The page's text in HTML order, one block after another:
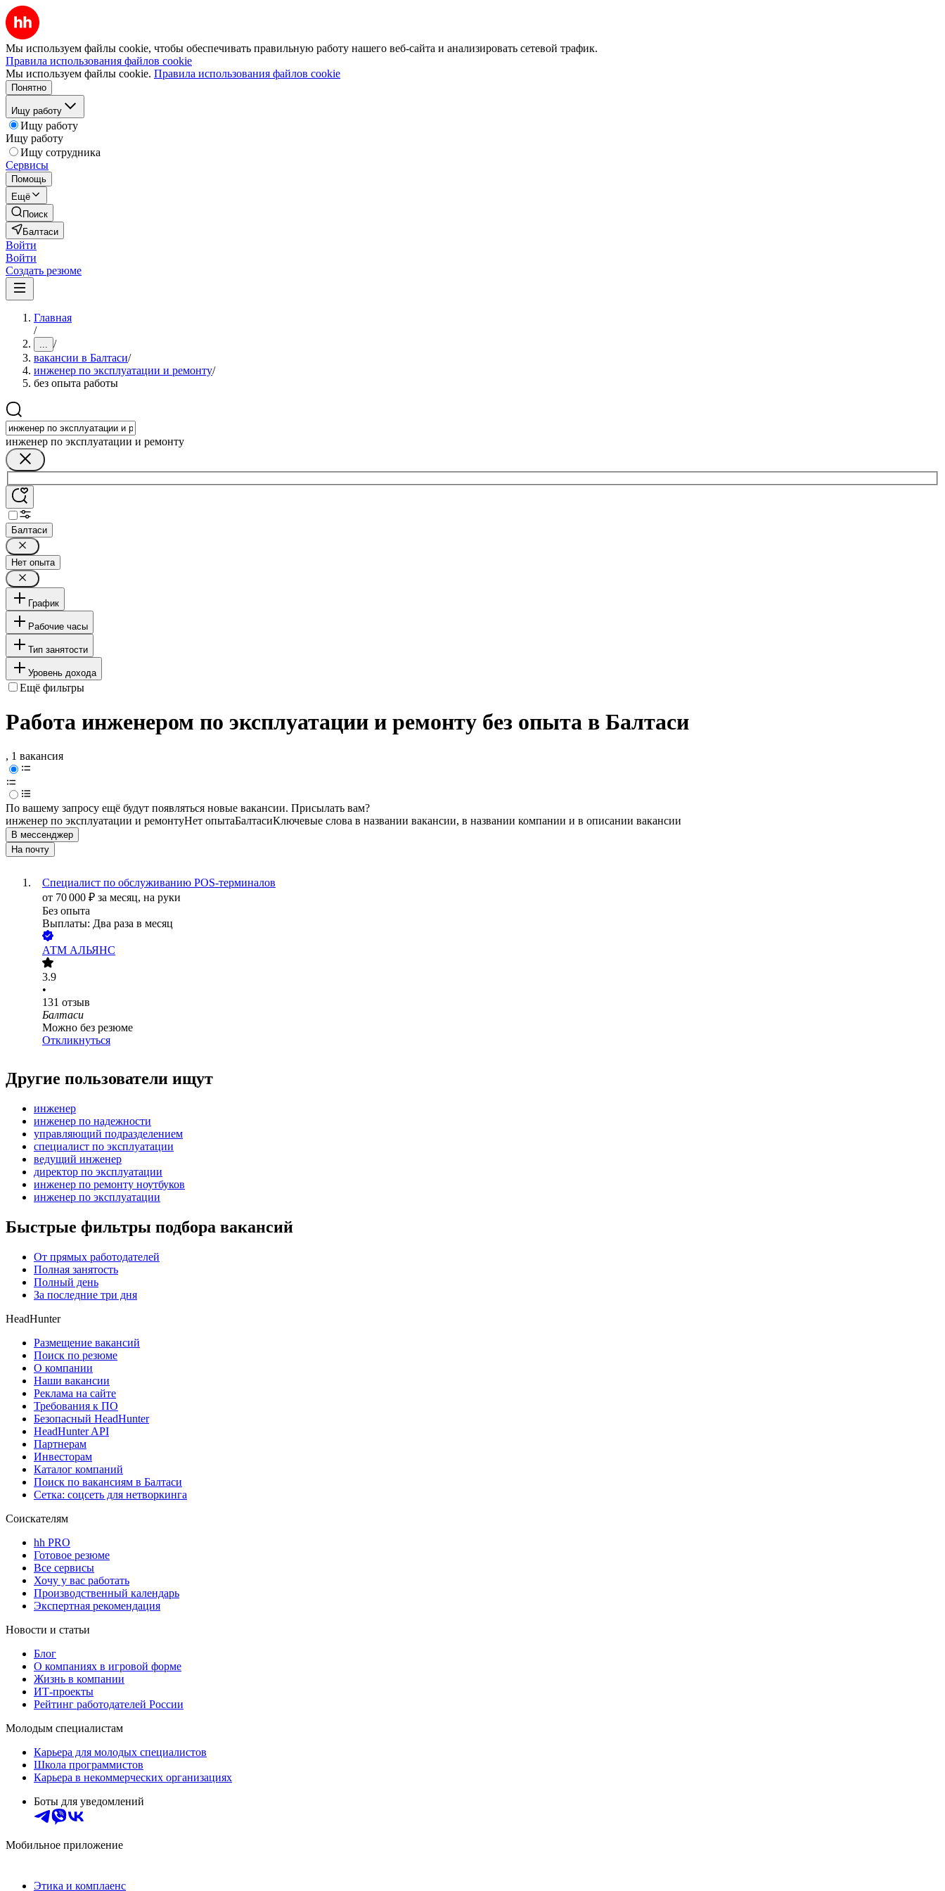
Мы используем файлы cookie, чтобы обеспечивать правильную работу нашего веб-сайта и анализировать сетевой трафик.
Правила использования файлов cookie
Мы используем файлы cookie. Правила использования файлов cookie
Понятно
Ищу работу
Ищу работу
Ищу работу
Ищу сотрудника
Сервисы
Помощь
Ещё
Поиск
Балтаси
Войти
Войти
Создать резюме
Главная
/
... /
вакансии в Балтаси/
инженер по эксплуатации и ремонту/
без опыта работы
инженер по эксплуатации и ремонту
Балтаси
Нет опыта
График
Рабочие часы
Тип занятости
Уровень дохода
Ещё фильтры
Работа инженером по эксплуатации и ремонту без опыта в Балтаси
, 1 вакансия
По вашему запросу ещё будут появляться новые вакансии. Присылать вам?
инженер по эксплуатации и ремонтуНет опытаБалтасиКлючевые слова в названии вакансии, в названии компании и в описании вакансии
В мессенджер
На почту
Специалист по обслуживанию POS-терминалов
от 70 000 ₽ за месяц, на руки
Без опыта
Выплаты: Два раза в месяц
АТМ АЛЬЯНС
3.9
•
131 отзыв
Балтаси
Можно без резюме
Откликнуться
Другие пользователи ищут
инженер
инженер по надежности
управляющий подразделением
специалист по эксплуатации
ведущий инженер
директор по эксплуатации
инженер по ремонту ноутбуков
инженер по эксплуатации
Быстрые фильтры подбора вакансий
От прямых работодателей
Полная занятость
Полный день
За последние три дня
HeadHunter
Размещение вакансий
Поиск по резюме
О компании
Наши вакансии
Реклама на сайте
Требования к ПО
Безопасный HeadHunter
HeadHunter API
Партнерам
Инвесторам
Каталог компаний
Поиск по вакансиям в Балтаси
Сетка: соцсеть для нетворкинга
Соискателям
hh PRO
Готовое резюме
Все сервисы
Хочу у вас работать
Производственный календарь
Экспертная рекомендация
Новости и статьи
Блог
О компаниях в игровой форме
Жизнь в компании
ИТ-проекты
Рейтинг работодателей России
Молодым специалистам
Карьера для молодых специалистов
Школа программистов
Карьера в некоммерческих организациях
Боты для уведомлений
Мобильное приложение
Этика и комплаенс